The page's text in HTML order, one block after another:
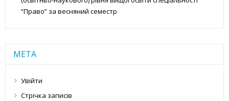
“Право” за весняний семестр
МЕТА
Увійти
Стрічка записів